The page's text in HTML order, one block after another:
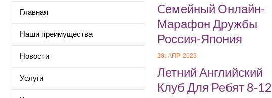
Главная
Наши преимущества
Новости
Услуги
Cемейный Онлайн-
Марафон Дружбы
Россия-Япония
28, АПР 2023
Летний Английский
Клуб Для Ребят 8-12